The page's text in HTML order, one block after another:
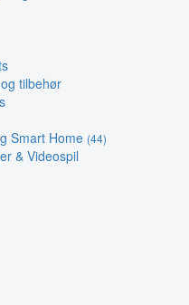
tilbehør
Smart Home (44)
& Videospil